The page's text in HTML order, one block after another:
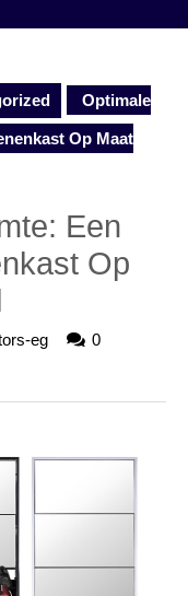
Optimale
Op Maat
Een
Op
eg
eueccelevators-
0